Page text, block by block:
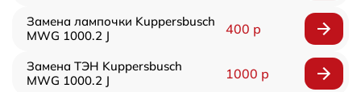
Замена лампочки Kuppersbusch
MWG 1000.2 J
400 р
Замена ТЭН Kuppersbusch
MWG 1000.2 J
1000 р